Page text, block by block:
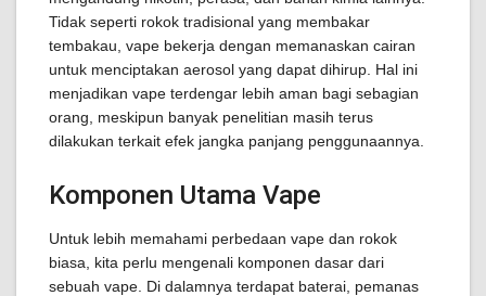
Tidak seperti rokok tradisional yang membakar
tembakau, vape bekerja dengan memanaskan cairan
untuk menciptakan aerosol yang dapat dihirup. Hal ini
menjadikan vape terdengar lebih aman bagi sebagian
orang, meskipun banyak penelitian masih terus
dilakukan terkait efek jangka panjang penggunaannya.
Komponen Utama Vape
Untuk lebih memahami perbedaan vape dan rokok
biasa, kita perlu mengenali komponen dasar dari
sebuah vape. Di dalamnya terdapat baterai, pemanas